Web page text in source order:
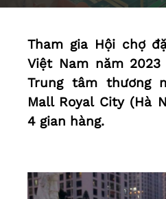
Tham gia Hội chợ
Việt Nam năm
Trung tâm thương
Mall Royal City (Hà
4 gian hàng.